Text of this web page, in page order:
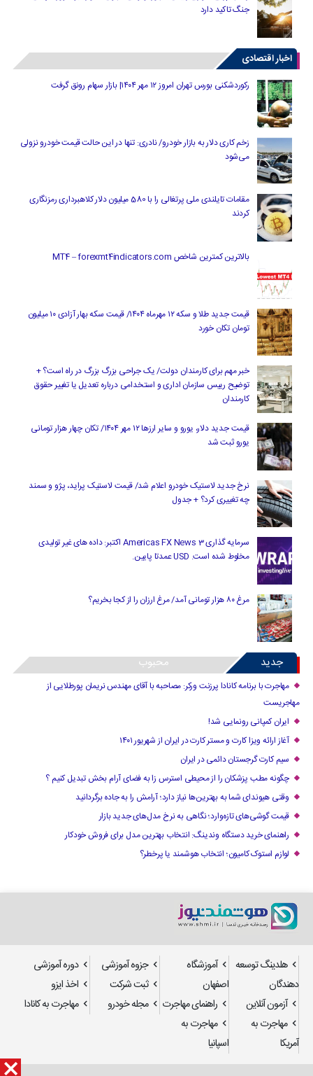
جنگ تاکید دارد
اخبار اقتصادی
رکوردشکنی بورس تهران امروز ۱۲ مهر ۱۴۰۴| بازار سهام رونق گرفت
زخم کاری دلار به بازار خودرو/ نادری: تنها در این حالت قیمت خودرو نزولی
می‌شود
مقامات تایلندی ملی پرتغالی را با 580 میلیون دلار کلاهبرداری رمزنگاری
کردند
بالاترین کمترین شاخص MT4 – forexmt4indicators.com
قیمت جدید طلا و سکه ۱۲ مهرماه ۱۴۰۴/ قیمت سکه بهار آزادی ۱۰ میلیون
تومان تکان خورد
خبر مهم برای کارمندان دولت/ یک جراحی بزرگ بزرگ در راه است؟ +
توضیح رییس سازمان اداری و استخدامی درباره تعدیل یا تغییر حقوق
کارمندان
قیمت جدید دلار، یورو و سایر ارزها ۱۲ مهر ۱۴۰۴/ تکان چهار هزار تومانی
یورو ثبت شد
نرخ جدید لاستیک خودرو اعلام شد/ قیمت لاستیک پراید، پژو و سمند
چه تغییری کرد؟ + جدول
سرمایه گذاری Americas FX News 3 اکتبر: داده های غیر تولیدی
مخلوط شده است. USD عمدتا پایین.
مرغ ۸۰ هزار تومانی آمد/ مرغ ارزان را از کجا بخریم؟
جدید محبوب
مهاجرت با برنامه کانادا پرزنت ورکر: مصاحبه با آقای مهندس نریمان پورطلایی از
مهاجریست
ایران کمپانی رونمایی شد!
آغاز ارائه ویزا کارت و مستر کارت در ایران از شهریور ۱۴۰۱
سیم کارت گرجستان دائمی در ایران
چگونه مطب پزشکان را از محیطی استرس زا به فضای آرام بخش تبدیل کنیم ؟
وقتی هیوندای شما به بهترین‌ها نیاز دارد؛ آرامش را به جاده برگردانید
قیمت گوشی‌های تازه‌وارد؛ نگاهی به نرخ مدل‌های جدید بازار
راهنمای خرید دستگاه وندینگ: انتخاب بهترین مدل برای فروش خودکار
لوازم استوک کامیون؛ انتخاب هوشمند یا پرخطر؟
هلدینگ توسعه
دهندگان
آموزشگاه
اصفهان
جزوه آموزشی
دوره آموزشی
ثبت شرکت
اخذ ایزو
آزمون آنلاین
راهنمای مهاجرت مجله خودرو
مهاجرت به کانادا
مهاجرت به
آمریکا
مهاجرت به
اسپانیا